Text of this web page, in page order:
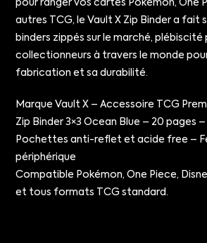
pour ranger vos cartes Pokémon, One
autres TCG, le Vault X Zip Binder a fait
binders zippés sur le marché, plébiscité
collectionneurs à travers le monde
fabrication et sa durabilité.
Marque Vault X – Accessoire TCG
Zip Binder 3×3 Ocean Blue – 20 pages
Pochettes anti-reflet et acide free –
périphérique
Compatible Pokémon, One Piece,
et tous formats TCG standard.